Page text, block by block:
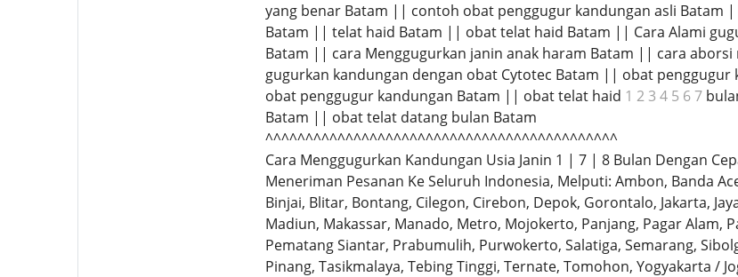
yang benar Batam || contoh obat penggugur kandungan asli Batam
Batam || telat haid Batam || obat telat haid Batam || Cara Alami
Batam || cara Menggugurkan janin anak haram Batam || cara
gugurkan kandungan dengan obat Cytotec Batam || obat penggugur
obat penggugur kandungan Batam || obat telat haid 1 2 3 4 5 6 7
Batam || obat telat datang bulan Batam
^^^^^^^^^^^^^^^^^^^^^^^^^^^^^^^^^^^^^^^^^^^^
Cara Menggugurkan Kandungan Usia Janin 1 | 7 | 8 Bulan Dengan
Meneriman Pesanan Ke Seluruh Indonesia, Melputi: Ambon, Banda
Binjai, Blitar, Bontang, Cilegon, Cirebon, Depok, Gorontalo, Jakarta,
Madiun, Makassar, Manado, Metro, Mojokerto, Panjang, Pagar Alam,
Pematang Siantar, Prabumulih, Purwokerto, Salatiga, Semarang,
Pinang, Tasikmalaya, Tebing Tinggi, Ternate, Tomohon, Yogyakarta /